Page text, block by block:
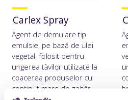
Carlex Spray
Agent de demulare tip
emulsie, pe bază de ulei
vegetal, folosit pentru
ungerea tăvilor utilizate la
coacerea produselor cu
conținut mare de zahăr.